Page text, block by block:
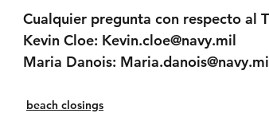
Cualquier pregunta con respecto al
Kevin Cloe: Kevin.cloe@navy.mil
Maria Danois:
beach closings